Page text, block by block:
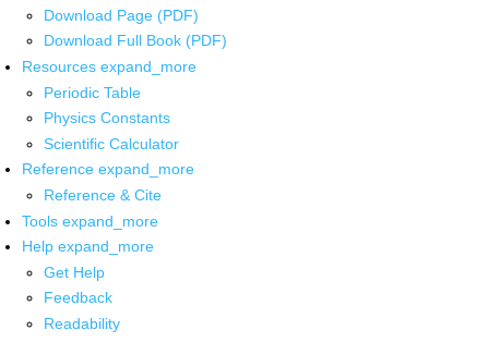
Download Page (PDF)
Download Full Book (PDF)
Resources expand_more
Periodic Table
Physics Constants
Scientific Calculator
Reference expand_more
Reference & Cite
Tools expand_more
Help expand_more
Get Help
Feedback
Readability